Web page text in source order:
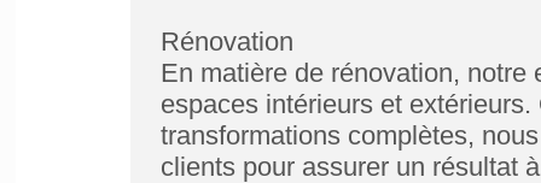
Rénovation
En matière de rénovation, notre
espaces intérieurs et
transformations complètes,
clients pour assurer un résultat